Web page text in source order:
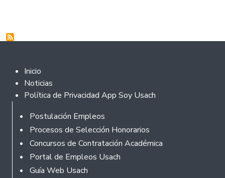
Footer 2
Inicio
Noticias
Política de Privacidad App Soy Usach
Rodapé
Postulación Empleos
Procesos de Selección Honorarios
Concursos de Contratación Académica
Portal de Empleos Usach
Guía Web Usach